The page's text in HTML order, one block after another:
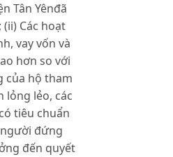
Tân Yênđã
Các hoạt
vay vốn và
hơn so với
của hộ tham
lỏng lẻo, các
tiêu chuẩn
đứng
đến quyết